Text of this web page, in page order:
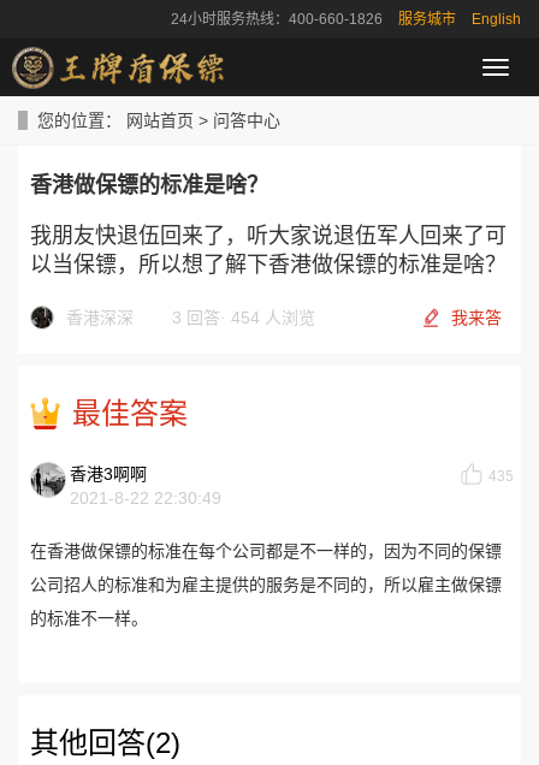
24小时服务热线：400-660-1826 服务城市 English
导
航
您的位置： 网站首页 > 问答中心
香港做保镖的标准是啥？
我朋友快退伍回来了，听大家说退伍军人回来了可
以当保镖，所以想了解下香港做保镖的标准是啥？
香港深深 3 回答· 454 人浏览 我来答
最佳答案
香港3啊啊
2021-8-22 22:30:49
435
在香港做保镖的标准在每个公司都是不一样的，因为不同的保镖
公司招人的标准和为雇主提供的服务是不同的，所以雇主做保镖
的标准不一样。
其他回答(2)